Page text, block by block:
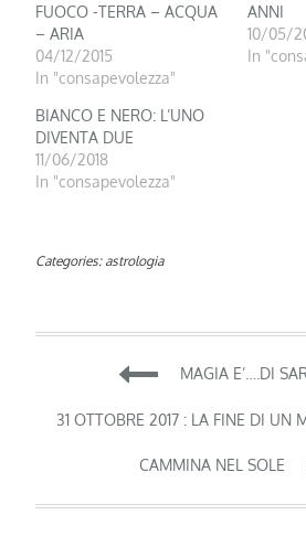
FUOCO -TERRA – ACQUA
– ARIA
04/12/2015
In "consapevolezza"
ANNI
10/05/
In
BIANCO E NERO: L’UNO
DIVENTA DUE
11/06/2018
In "consapevolezza"
Categories: astrologia
Navigazione
articoli
MAGIA E’….DI
31 OTTOBRE 2017 : LA FINE DI UN
CAMMINA NEL SOLE